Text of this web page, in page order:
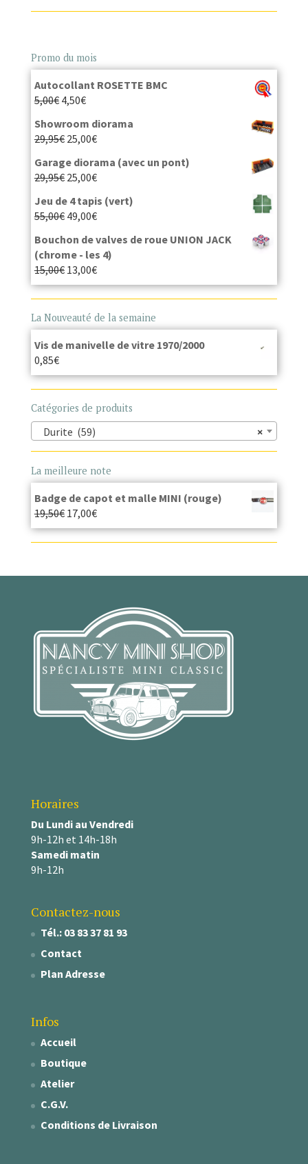
Promo du mois
Autocollant ROSETTE BMC
5,00€ 4,50€
Showroom diorama
29,95€ 25,00€
Garage diorama (avec un pont)
29,95€ 25,00€
Jeu de 4 tapis (vert)
55,00€ 49,00€
Bouchon de valves de roue UNION JACK
(chrome - les 4)
15,00€ 13,00€
La Nouveauté de la semaine
Vis de manivelle de vitre 1970/2000
0,85€
Catégories de produits
×
Durite (59)
La meilleure note
Badge de capot et malle MINI (rouge)
19,50€ 17,00€
Horaires
Du Lundi au Vendredi
9h-12h et 14h-18h
Samedi matin
9h-12h
Contactez-nous
Tél.: 03 83 37 81 93
Contact
Plan Adresse
Infos
Accueil
Boutique
Atelier
C.G.V.
Conditions de Livraison